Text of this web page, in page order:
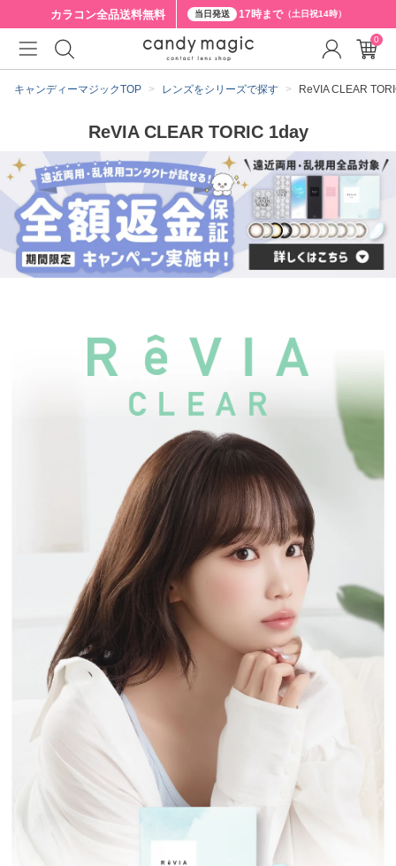
カラコン全品送料無料 当日発送 17時まで（土日祝14時）
キャンディーマジックTOP レンズをシリーズで探す ReVIA CLEAR
ReVIA CLEAR TORIC 1day
0